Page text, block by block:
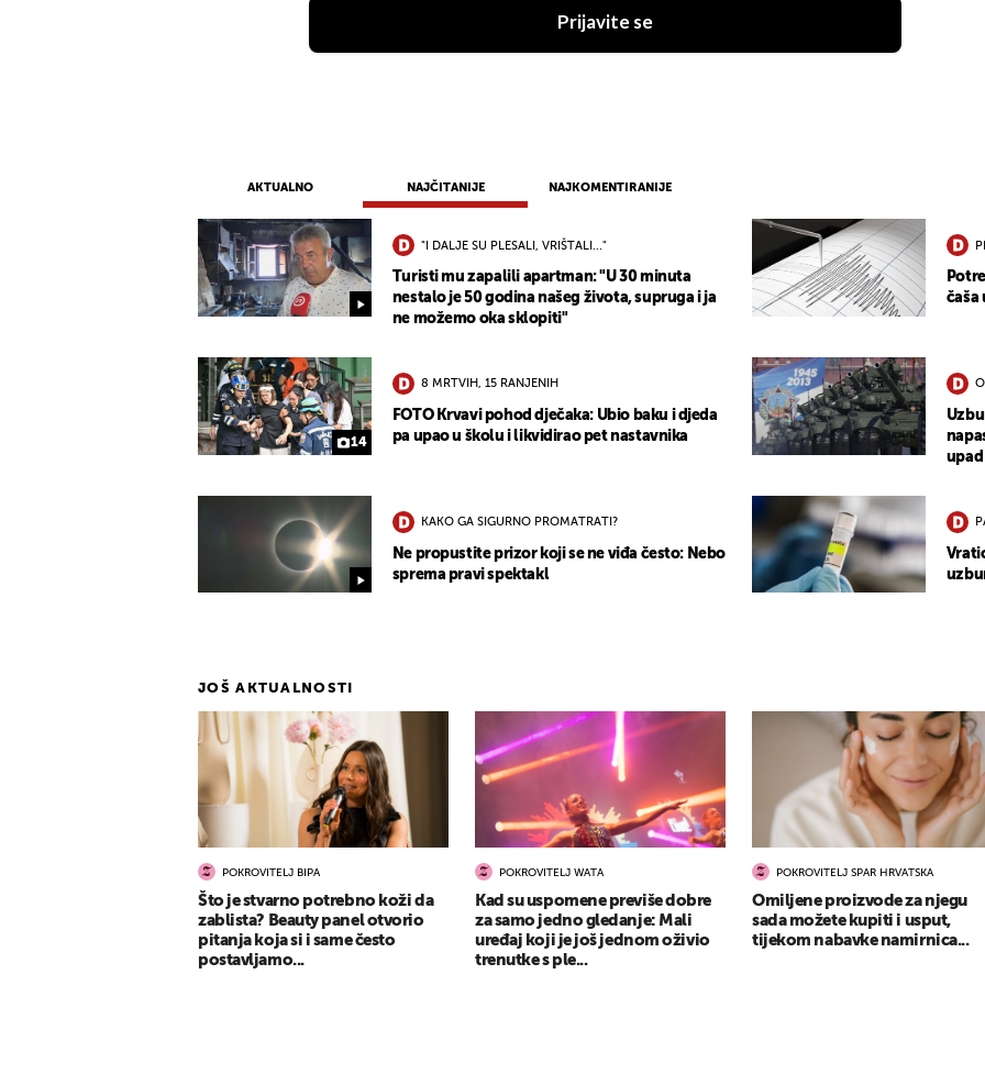
Prijavite se
AKTUALNO NAJČITANIJE NAJKOMENTIRANIJE
"I DALJE SU PLESALI, VRIŠTALI..."
Turisti mu zapalili apartman: "U 30 minuta
nestalo je 50 godina našeg života, supruga i ja
ne možemo oka sklopiti"
čaša
14
8 MRTVIH, 15 RANJENIH
FOTO Krvavi pohod dječaka: Ubio baku i djeda
pa upao u školu i likvidirao pet nastavnika
upad
KAKO GA SIGURNO PROMATRATI?
Ne propustite prizor koji se ne viđa često: Nebo
sprema pravi spektakl
JOŠ AKTUALNOSTI
POKROVITELJ BIPA
Što je stvarno potrebno koži da
zablista? Beauty panel otvorio
pitanja koja si i same često
postavljamo...
POKROVITELJ WATA
Kad su uspomene previše dobre
za samo jedno gledanje: Mali
uređaj koji je još jednom oživio
trenutke s ple...
POKROVITELJ SPAR HRVATSKA
Omiljene proizvode za njegu
sada možete kupiti i usput,
tijekom nabavke namirnica...